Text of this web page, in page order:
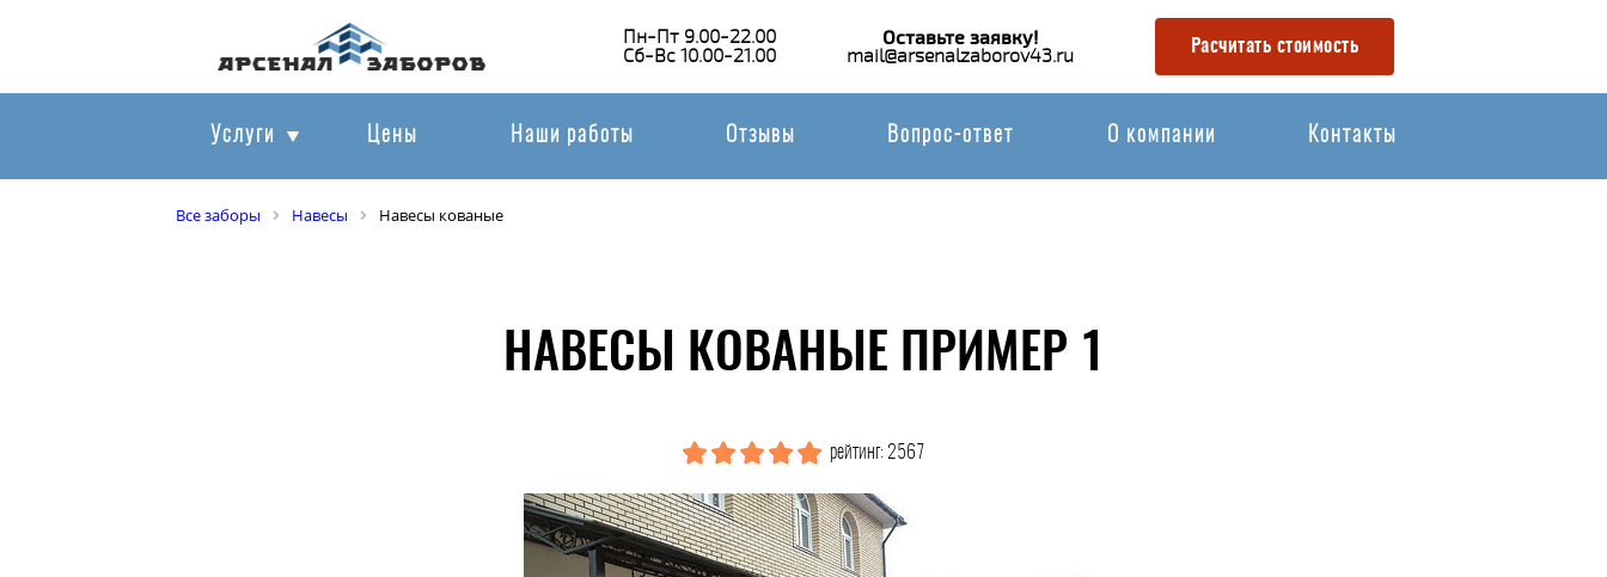
Пн-Пт 9.00-22.00
Сб-Вс 10.00-21.00
Оставьте заявку!
mail@arsenalzaborov43.ru Расчитать стоимость
Услуги Цены Наши работы Отзывы Вопрос-ответ О компании Контакты
Все заборы Навесы Навесы кованые
НАВЕСЫ КОВАНЫЕ ПРИМЕР 1
рейтинг: 2567